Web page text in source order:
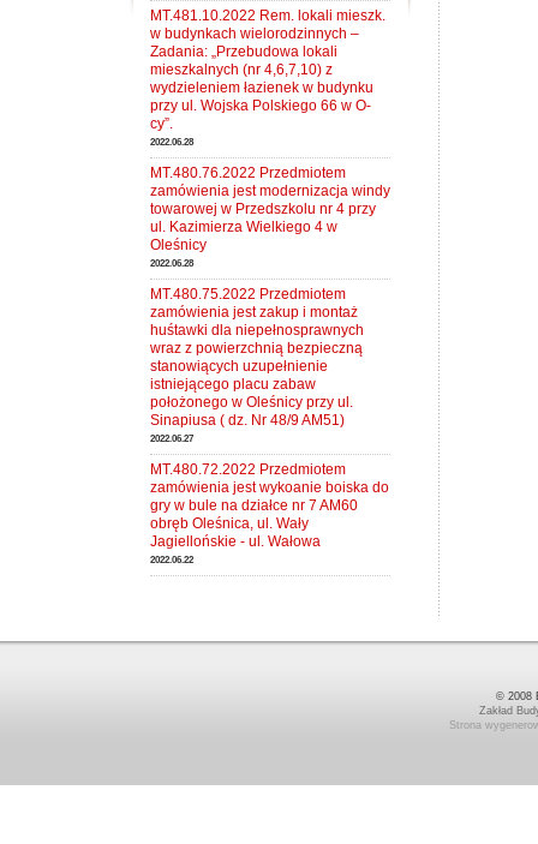
MT.481.10.2022 Rem. lokali mieszk.
w budynkach wielorodzinnych –
Zadania: „Przebudowa lokali
mieszkalnych (nr 4,6,7,10) z
wydzieleniem łazienek w budynku
przy ul. Wojska Polskiego 66 w O-
cy”.
2022.06.28
MT.480.76.2022 Przedmiotem
zamówienia jest modernizacja windy
towarowej w Przedszkolu nr 4 przy
ul. Kazimierza Wielkiego 4 w
Oleśnicy
2022.06.28
MT.480.75.2022 Przedmiotem
zamówienia jest zakup i montaż
huśtawki dla niepełnosprawnych
wraz z powierzchnią bezpieczną
stanowiących uzupełnienie
istniejącego placu zabaw
położonego w Oleśnicy przy ul.
Sinapiusa ( dz. Nr 48/9 AM51)
2022.06.27
MT.480.72.2022 Przedmiotem
zamówienia jest wykoanie boiska do
gry w bule na działce nr 7 AM60
obręb Oleśnica, ul. Wały
Jagiellońskie - ul. Wałowa
2022.06.22
© 2008
Zakład
Strona